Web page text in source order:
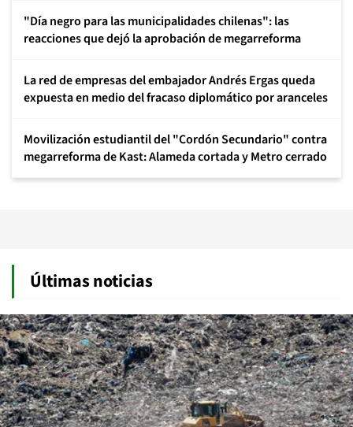
"Día negro para las municipalidades chilenas": las
reacciones que dejó la aprobación de megarreforma
La red de empresas del embajador Andrés Ergas queda
expuesta en medio del fracaso diplomático por aranceles
Movilización estudiantil del "Cordón Secundario" contra
megarreforma de Kast: Alameda cortada y Metro cerrado
Últimas noticias